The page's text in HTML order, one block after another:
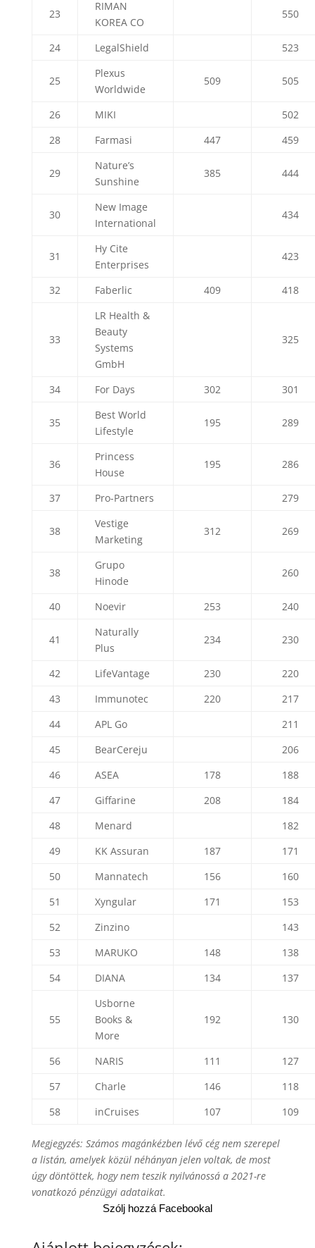
23
RIMAN
KOREA CO
550
24 LegalShield 523
25
Plexus
Worldwide
509 505
26 MIKI
502
28
Farmasi 447 459
29
Nature’s
Sunshine
385 444
30
New Image
International
434
31
Hy Cite
Enterprises
423
32 Faberlic 409 418
33
LR Health &
Beauty
Systems
GmbH
325
34 For Days 302 301
35
Best World
Lifestyle
195 289
36
Princess
House
195 286
37 Pro-Partners 279
38
Vestige
Marketing
312 269
38
Grupo
Hinode
260
40 Noevir 253 240
41
Naturally
Plus
234 230
42 LifeVantage 230
220
43
Immunotec 220
217
44
APL Go
211
45
BearCereju
206
46
ASEA 178
188
47
Giffarine 208
184
48
Menard
182
49
KK Assuran 187
171
50
Mannatech 156
160
51
Xyngular 171
153
52
Zinzino
143
53
MARUKO 148
138
54
DIANA 134 137
55
Usborne
Books &
More
192 130
56 NARIS 111
127
57
Charle 146
118
58
inCruises 107 109
Megjegyzés: Számos magánkézben lévő cég nem szerepel
a listán, amelyek közül néhányan jelen voltak, de most
úgy döntöttek, hogy nem teszik nyilvánossá a 2021-re
vonatkozó pénzügyi adataikat.
Szólj hozzá Facebookal